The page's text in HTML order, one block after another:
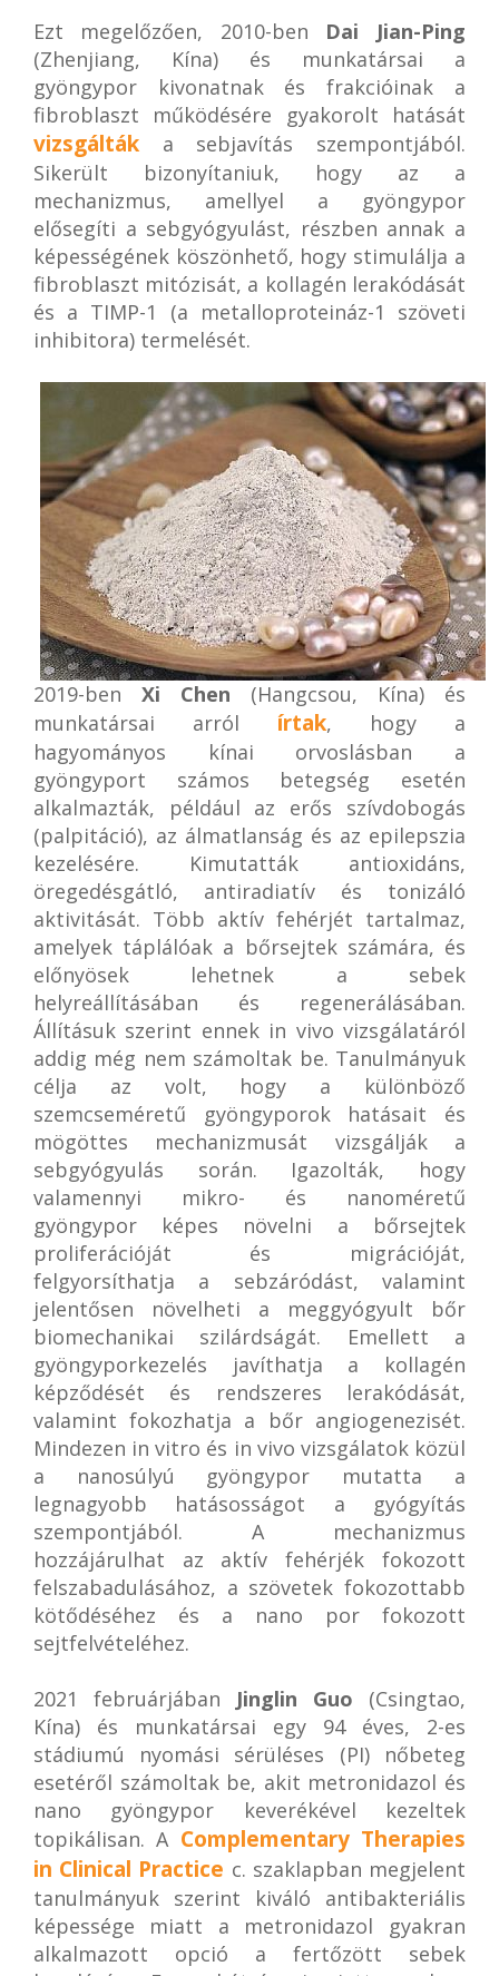
Ezt megelőzően, 2010-ben Dai Jian-Ping
(Zhenjiang, Kína) és munkatársai a
gyöngypor kivonatnak és frakcióinak a
fibroblaszt működésére gyakorolt hatását
vizsgálták a sebjavítás szempontjából.
Sikerült bizonyítaniuk, hogy az a
mechanizmus, amellyel a gyöngypor
elősegíti a sebgyógyulást, részben annak a
képességének köszönhető, hogy stimulálja a
fibroblaszt mitózisát, a kollagén lerakódását
és a TIMP-1 (a metalloproteináz-1 szöveti
inhibitora) termelését.
2019-ben Xi Chen (Hangcsou, Kína) és
munkatársai arról írtak, hogy a
hagyományos kínai orvoslásban a
gyöngyport számos betegség esetén
alkalmazták, például az erős szívdobogás
(palpitáció), az álmatlanság és az epilepszia
kezelésére. Kimutatták antioxidáns,
öregedésgátló, antiradiatív és tonizáló
aktivitását. Több aktív fehérjét tartalmaz,
amelyek táplálóak a bőrsejtek számára, és
előnyösek lehetnek a sebek
helyreállításában és regenerálásában.
Állításuk szerint ennek in vivo vizsgálatáról
addig még nem számoltak be. Tanulmányuk
célja az volt, hogy a különböző
szemcseméretű gyöngyporok hatásait és
mögöttes mechanizmusát vizsgálják a
sebgyógyulás során. Igazolták, hogy
valamennyi mikro- és nanoméretű
gyöngypor képes növelni a bőrsejtek
proliferációját és migrációját,
felgyorsíthatja a sebzáródást, valamint
jelentősen növelheti a meggyógyult bőr
biomechanikai szilárdságát. Emellett a
gyöngyporkezelés javíthatja a kollagén
képződését és rendszeres lerakódását,
valamint fokozhatja a bőr angiogenezisét.
Mindezen in vitro és in vivo vizsgálatok közül
a nanosúlyú gyöngypor mutatta a
legnagyobb hatásosságot a gyógyítás
szempontjából. A mechanizmus
hozzájárulhat az aktív fehérjék fokozott
felszabadulásához, a szövetek fokozottabb
kötődéséhez és a nano por fokozott
sejtfelvételéhez.
2021 februárjában Jinglin Guo (Csingtao,
Kína) és munkatársai egy 94 éves, 2-es
stádiumú nyomási sérüléses (PI) nőbeteg
esetéről számoltak be, akit metronidazol és
nano gyöngypor keverékével kezeltek
topikálisan. A Complementary Therapies
in Clinical Practice c. szaklapban megjelent
tanulmányuk szerint kiváló antibakteriális
képessége miatt a metronidazol gyakran
alkalmazott opció a fertőzött sebek